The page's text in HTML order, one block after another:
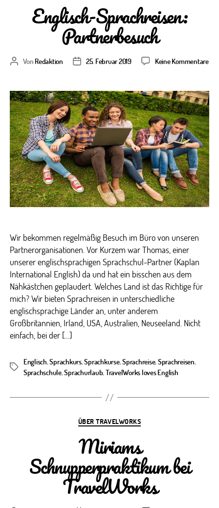
Englisch-Sprachreisen:
Partnerbesuch
Beitragsautor
Von Redaktion Veröffentlichungsdatum
25. Februar 2019 Keine Kommentarezu
Wir bekommen regelmäßig Besuch im Büro von unseren
Partnerorganisationen. Vor Kurzem war Thomas, einer
unserer englischsprachigen Sprachschul-Partner (Kaplan
International English) da und hat ein bisschen aus dem
Nähkästchen geplaudert. Welches Land ist das Richtige für
mich? Wir bieten Sprachreisen in unterschiedliche
englischsprachige Länder an, unter anderem
Großbritannien, Irland, USA, Australien, Neuseeland. Nicht
einfach, bei der […]
Schlagwörter
Englisch,Sprachkurs,Sprachkurse,Sprachreise, Sprachreisen,
Sprachschule,Sprachurlaub, TravelWorks loves English
Kategorien
ÜBER TRAVELWORKS
Miriams
Schnupperpraktikum bei
TravelWorks